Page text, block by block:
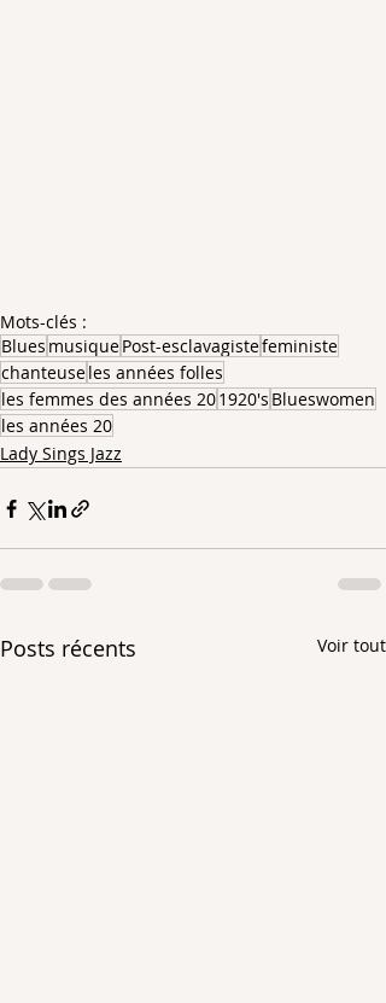
Mots-clés :
Blues musiquePost-esclavagistefeministe
chanteuseles années folles
les femmes des années 201920's Blueswomen
les années 20
Lady Sings Jazz
Posts récents Voir tout